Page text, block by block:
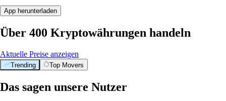
App herunterladen
Über 400 Kryptowährungen handeln
Aktuelle Preise anzeigen
Trending Top Movers
Das sagen unsere Nutzer